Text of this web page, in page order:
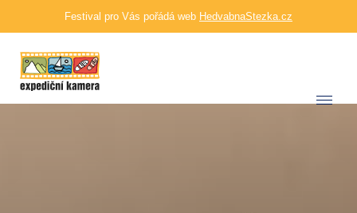
Festival pro Vás pořádá web HedvabnaStezka.cz